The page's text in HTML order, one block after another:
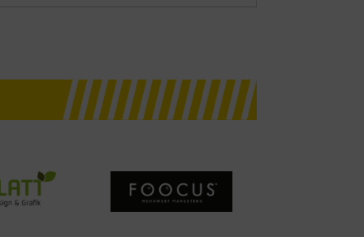
JedermannInnsbrucker Bundesstrasse 95,
Pay Day in Salzburg